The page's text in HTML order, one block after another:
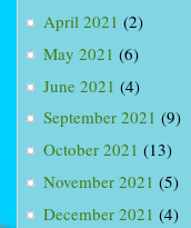
April 2021 (2)
May 2021 (6)
June 2021 (4)
September 2021 (9)
October 2021 (13)
November 2021 (5)
December 2021 (4)